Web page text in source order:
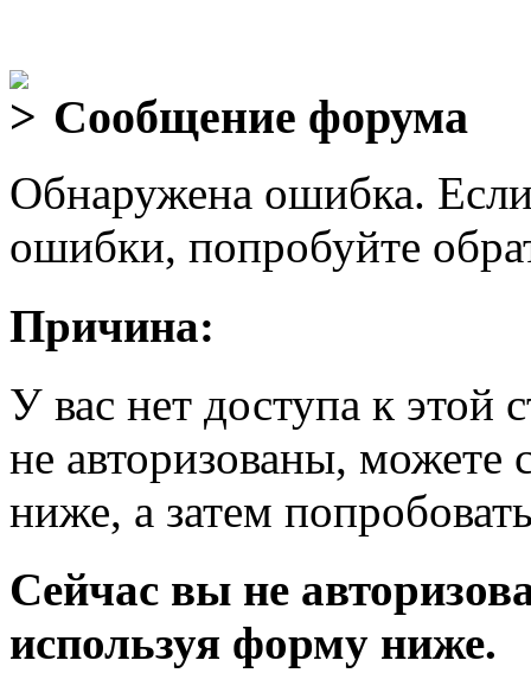
Сообщение форума
Обнаружена ошибка.
ошибки, попробуйте
Причина:
У вас нет доступа к
не авторизованы, можете
ниже, а затем
Сейчас вы не
используя форму ниже.